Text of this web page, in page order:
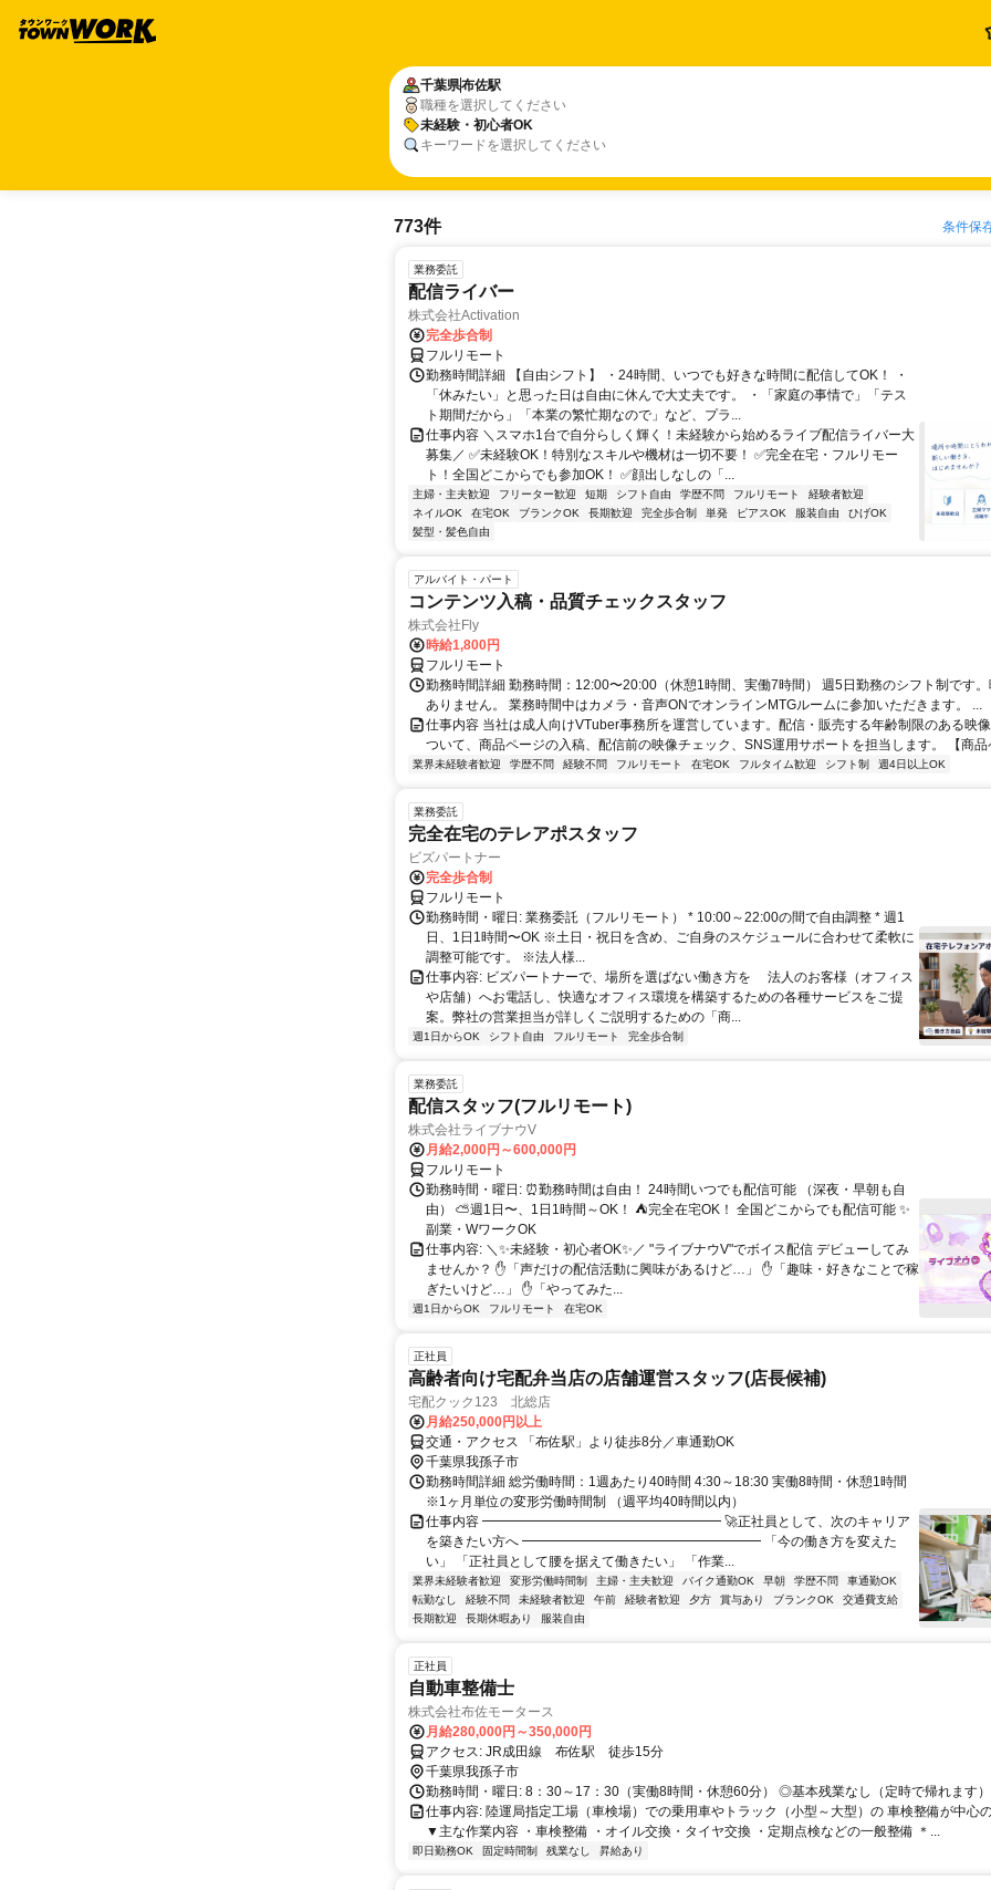
千葉県布佐駅
職種を選択してください
未経験・初心者OK
キーワードを選択してください
773件 条件保
業務委託
配信ライバー
株式会社Activation
完全歩合制
フルリモート
勤務時間詳細 【自由シフト】 ・24時間、いつでも好きな時間に配信してOK！ ・
「休みたい」と思った日は自由に休んで大丈夫です。 ・「家庭の事情で」「テス
ト期間だから」「本業の繁忙期なので」など、プラ...
仕事内容 ＼スマホ1台で自分らしく輝く！未経験から始めるライブ配信ライバー大
募集／ ✅未経験OK！特別なスキルや機材は一切不要！ ✅完全在宅・フルリモー
ト！全国どこからでも参加OK！ ✅顔出しなしの「...
主婦・主夫歓迎 フリーター歓迎 短期 シフト自由 学歴不問 フルリモート
経験者歓迎
ネイルOK
在宅OK ブランクOK 長期歓迎 完全歩合制 単発 ピアスOK 服装自由
ひげOK
髪型・髪色自由
アルバイト・パート
コンテンツ入稿・品質チェックスタッフ
株式会社Fly
時給1,800円
フルリモート
勤務時間詳細 勤務時間：12:00〜20:00（休憩1時間、実働7時間） 週5日勤務のシフト制です
ありません。 業務時間中はカメラ・音声ONでオンラインMTGルームに参加いただきます。 ...
仕事内容 当社は成人向けVTuber事務所を運営しています。配信・販売する年齢制限のある映
ついて、商品ページの入稿、配信前の映像チェック、SNS運用サポートを担当します。 【商品
業界未経験者歓迎 学歴不問 経験不問 フルリモート 在宅OK フルタイム歓迎 シフト制 週4日以上OK
業務委託
完全在宅のテレアポスタッフ
ビズパートナー
完全歩合制
フルリモート
勤務時間・曜日: 業務委託（フルリモート） * 10:00～22:00の間で自由調整 * 週1
日、1日1時間〜OK ※土日・祝日を含め、ご自身のスケジュールに合わせて柔軟に
調整可能です。 ※法人様...
仕事内容: ビズパートナーで、場所を選ばない働き方を 法人のお客様（オフィス
や店舗）へお電話し、快適なオフィス環境を構築するための各種サービスをご提
案。弊社の営業担当が詳しくご説明するための「商...
週1日からOK シフト自由 フルリモート 完全歩合制
業務委託
配信スタッフ(フルリモート)
株式会社ライブナウV
月給2,000円～600,000円
フルリモート
勤務時間・曜日: ⏰勤務時間は自由！ 24時間いつでも配信可能 （深夜・早朝も自
由） ⛅週1日〜、1日1時間～OK！ ⛺完全在宅OK！ 全国どこからでも配信可能 ✨
副業・WワークOK
仕事内容: ＼✨未経験・初心者OK✨／ "ライブナウV"でボイス配信 デビューしてみ
ませんか？ ✋「声だけの配信活動に興味があるけど…」 ✋「趣味・好きなことで稼
ぎたいけど…」 ✋「やってみた...
週1日からOK フルリモート 在宅OK
正社員
高齢者向け宅配弁当店の店舗運営スタッフ(店長候補)
宅配クック123 北総店
月給250,000円以上
交通・アクセス 「布佐駅」より徒歩8分／車通勤OK
千葉県我孫子市
勤務時間詳細 総労働時間：1週あたり40時間 4:30～18:30 実働8時間・休憩1時間
※1ヶ月単位の変形労働時間制 （週平均40時間以内）
仕事内容 ━━━━━━━━━━━━━━━━━━ 🚀正社員として、次のキャリア
を築きたい方へ ━━━━━━━━━━━━━━━━━━ 「今の働き方を変えた
い」 「正社員として腰を据えて働きたい」 「作業...
業界未経験者歓迎 変形労働時間制 主婦・主夫歓迎 バイク通勤OK 早朝 学歴不問
車通勤OK
転勤なし
経験不問 未経験者歓迎 午前 経験者歓迎 夕方 賞与あり ブランクOK
交通費支給
長期歓迎
長期休暇あり 服装自由
正社員
自動車整備士
株式会社布佐モータース
月給280,000円～350,000円
アクセス: JR成田線 布佐駅 徒歩15分
千葉県我孫子市
勤務時間・曜日: 8：30～17：30（実働8時間・休憩60分） ◎基本残業なし（定時で帰れます）
仕事内容: 陸運局指定工場（車検場）での乗用車やトラック（小型～大型）の 車検整備が中心
▼主な作業内容 ・車検整備 ・オイル交換・タイヤ交換 ・定期点検などの一般整備 ＊...
即日勤務OK 固定時間制 残業なし 昇給あり